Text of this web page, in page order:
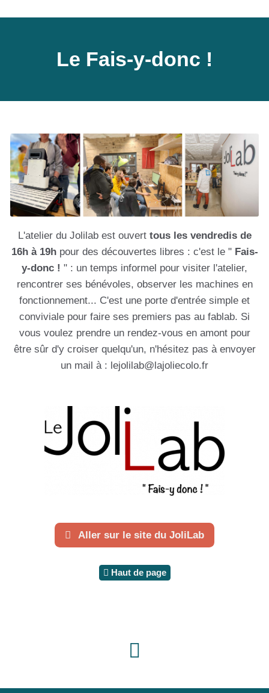
Le Fais-y-donc !
L'atelier du Jolilab est ouvert tous les vendredis de
16h à 19hpour des découvertes libres : c'est le " Fais-
y-donc ! " : un temps informel pour visiter l'atelier,
rencontrer ses bénévoles, observer les machines en
fonctionnement... C'est une porte d'entrée simple et
conviviale pour faire ses premiers pas au fablab. Si
vous voulez prendre un rendez-vous en amont pour
être sûr d'y croiser quelqu'un, n'hésitez pas à envoyer
un mail à : lejolilab@lajoliecolo.fr
Aller sur le site du JoliLab
Haut de page